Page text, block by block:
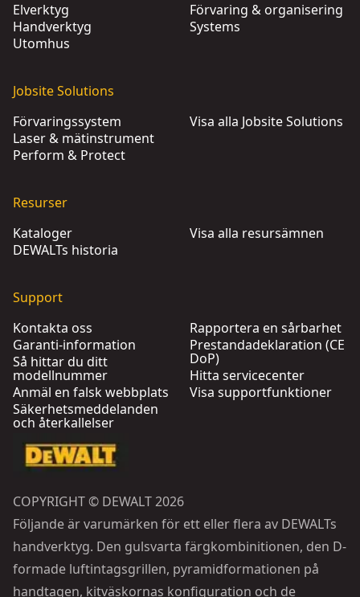
Elverktyg
Handverktyg
Utomhus
Förvaring & organisering
Systems
Jobsite Solutions
Förvaringssystem
Laser & mätinstrument
Perform & Protect
Visa alla Jobsite Solutions
Resurser
Kataloger
DEWALTs historia
Visa alla resursämnen
Support
Kontakta oss
Garanti-information
Så hittar du ditt
modellnummer
Anmäl en falsk webbplats
Säkerhetsmeddelanden
och återkallelser
Rapportera en sårbarhet
Prestandadeklaration (CE
DoP)
Hitta servicecenter
Visa supportfunktioner
COPYRIGHT © DEWALT 2026
Följande är varumärken för ett eller flera av DEWALTs
handverktyg. Den gulsvarta färgkombinitionen, den D-
formade luftintagsgrillen, pyramidformationen på
handtagen, kitväskornas konfiguration och de